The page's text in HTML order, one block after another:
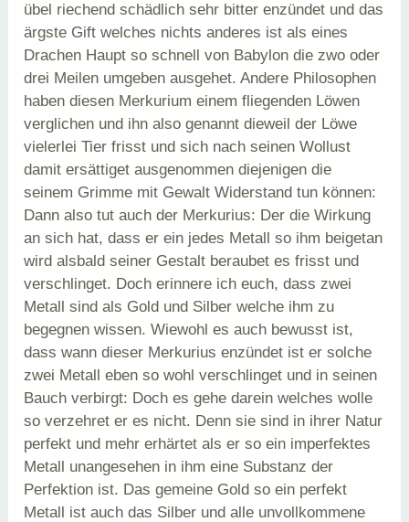
übel riechend schädlich sehr bitter enzündet und das
ärgste Gift welches nichts anderes ist als eines
Drachen Haupt so schnell von Babylon die zwo oder
drei Meilen umgeben ausgehet. Andere Philosophen
haben diesen Merkurium einem fliegenden Löwen
verglichen und ihn also genannt dieweil der Löwe
vielerlei Tier frisst und sich nach seinen Wollust
damit ersättiget ausgenommen diejenigen die
seinem Grimme mit Gewalt Widerstand tun können:
Dann also tut auch der Merkurius: Der die Wirkung
an sich hat, dass er ein jedes Metall so ihm beigetan
wird alsbald seiner Gestalt beraubet es frisst und
verschlinget. Doch erinnere ich euch, dass zwei
Metall sind als Gold und Silber welche ihm zu
begegnen wissen. Wiewohl es auch bewusst ist,
dass wann dieser Merkurius enzündet ist er solche
zwei Metall eben so wohl verschlinget und in seinen
Bauch verbirgt: Doch es gehe darein welches wolle
so verzehret er es nicht. Denn sie sind in ihrer Natur
perfekt und mehr erhärtet als er so ein imperfektes
Metall unangesehen in ihm eine Substanz der
Perfektion ist. Das gemeine Gold so ein perfekt
Metall ist auch das Silber und alle unvollkommene